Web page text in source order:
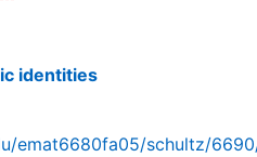
identities
emat6680fa05/schultz/